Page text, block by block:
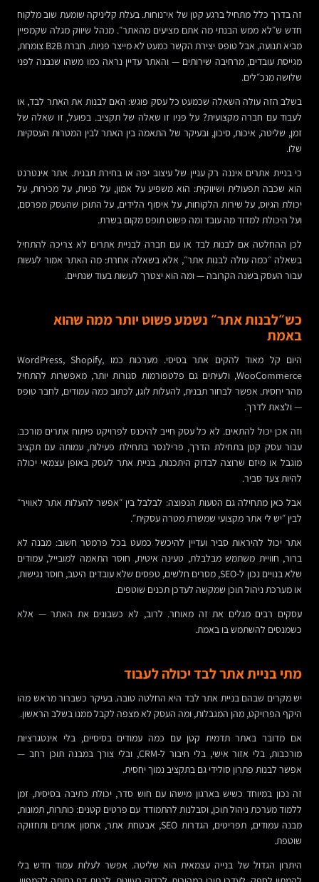
זה בדרך כלל מתחיל ברגע קטן של אי־נוחות. בעלת קליניקה שומעת שוב מלקוח
חדש ש״לא ממש הבנתי מה אתם מציעים מהאתר״. מנהל שיווק מגלה שקמפיין
מביא תנועה, אבל טופס יצירת הקשר כמעט לא מייצר פניות. חברת B2B צומחת,
מגייסת עובדים, מרחיבה שירותים — והאתר עדיין נראה כמו משהו שנבנה לפני
שלושה מנכ״לים.
בשלב הזה עולה השאלה שכמעט כל עסק פוגש: האם לבנות את האתר לבד, או
לעבוד עם חברה מקצועית? על פניו זו שאלה של תקציב. בפועל, זו שאלה של
זמן, שליטה, איכות, סיכון, ובעיקר של התאמה בין האתר לבין המטרות העסקיות
שלו.
כי בניית אתרים איננה רק עניין של עיצוב יפה או בחירת תבנית. אתר אינטרנט
הוא שכבה תפעולית ושיווקית: הוא משפיע על אמון, על פניות, על מכירות, על
יכולת הגיוס, על שירות הלקוחות, על איסוף הלידים, על התוכן שהעסק מפרסם,
ועל היכולת למדוד מה עובד ומה פשוט תופס מקום בשרת.
לכן ההחלטה אם לבנות לבד או עם חברה לבניית אתרים לא צריכה להתחיל
בשאלה ״כמה עולה לבנות אתר״, אלא בשאלה אחרת: מה האתר אמור לעשות
עבור העסק בשנה הקרובה — ומה הוא יצטרך לעשות בעוד שנתיים.
כש״לבנות אתר״ נשמע פשוט יותר ממה שהוא
באמת
היום קל מאוד להקים אתר בסיסי. מערכות כמו WordPress, Shopify,
WooCommerce, ולעיתים גם פלטפורמות סגורות יותר, מאפשרות להתחיל
מהר יחסית. אפשר לבחור תבנית, להעלות לוגו, לכתוב כמה עמודים, לחבר טופס
— ולצאת לדרך.
וזה אכן יכול להתאים. לא כל עסק חייב להיכנס לפרויקט פיתוח אתרים מורכב.
עבור עסק קטן בתחילת הדרך, פרילנסר בתחילת פעילות, עמותה עם תקציב
מוגבל או מיזם שרוצה לבדוק היתכנות, בניית אתר לעסק באופן עצמאי יכולה
להיות צעד סביר.
אבל כאן מתחילה גם הטעות הנפוצה: לבלבל בין ״אפשר להעלות אתר לאוויר״
לבין ״יש לי אתר מקצועי שמשרת מטרה עסקית״.
אתר יכול להיראות סביר ועדיין להיכשל כמעט בכל פרמטר חשוב: מבנה לא
ברור, חוויית משתמש מבלבלת, טעינה איטית, חוסר התאמה למובייל, עמודים
שלא בנויים נכון ל-SEO, מסרים חלשים, טפסים שלא עובדים היטב, חוסר נגישות,
או מערכת ניהול תוכן שמקשה לעדכן תכנים שוטפים.
עסקים רבים מגלים את זה מאוחר. לרוב, לא כשבונים את האתר — אלא
כשמנסים להשתמש בו באמת.
מתי בניית אתר לבד יכולה לעבוד
יש מקרים שבהם בניית אתר לבד היא החלטה טובה. בעיקר כשברור מראש מהו
היקף הפרויקט, מהן המגבלות, ומה העסק לא מצפה לקבל ממנו בשלב הראשון.
אם מדובר באתר תדמית קטן עם כמה עמודים בסיסיים, בלי אינטגרציות
מורכבות, בלי אזור אישי, בלי חיבור ל-CRM, ובלי צורך במבנה תוכן רחב —
אפשר לבנות פתרון סולידי גם בתקציב נמוך יחסית.
זה נכון במיוחד כשיש בארגון מישהו עם חוש סדר, יכולת כתיבה בסיסית, זמן
ללמוד מערכת ניהול תוכן, וסבלנות להתמודד עם פרטים קטנים: כותרות, תמונות,
מבנה עמודים, תפריטים, הגדרות SEO, אבטחת אתר, אחסון אתרים ותחזוקה
שוטפת.
היתרון הגדול של בנייה עצמאית הוא שליטה. אפשר לעלות עמוד חדש בלי